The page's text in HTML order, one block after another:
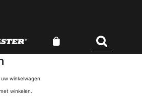
winkelwagen.
winkelen.